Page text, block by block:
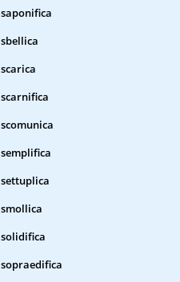
saponifica
sbellica
scarica
scarnifica
scomunica
semplifica
settuplica
smollica
solidifica
sopraedifica